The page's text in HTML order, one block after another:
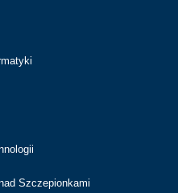
Szczepionkami